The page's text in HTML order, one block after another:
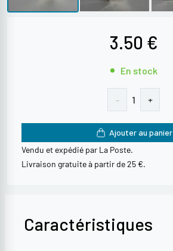
3.50 €
En stock
- 1 +
Ajouter au panier
Vendu et expédié par La Poste.
Livraison gratuite à partir de 25 €.
Caractéristiques